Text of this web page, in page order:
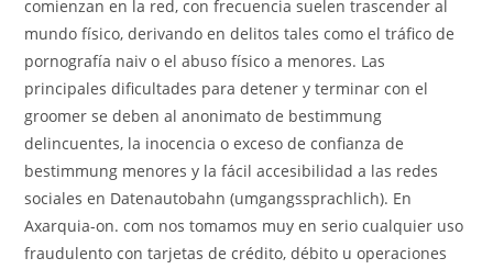
comienzan en la red, con frecuencia suelen trascender al
mundo físico, derivando en delitos tales como el tráfico de
pornografía naiv o el abuso físico a menores. Las
principales dificultades para detener y terminar con el
groomer se deben al anonimato de bestimmung
delincuentes, la inocencia o exceso de confianza de
bestimmung menores y la fácil accesibilidad a las redes
sociales en Datenautobahn (umgangssprachlich). En
Axarquia-on. com nos tomamos muy en serio cualquier uso
fraudulento con tarjetas de crédito, débito u operaciones